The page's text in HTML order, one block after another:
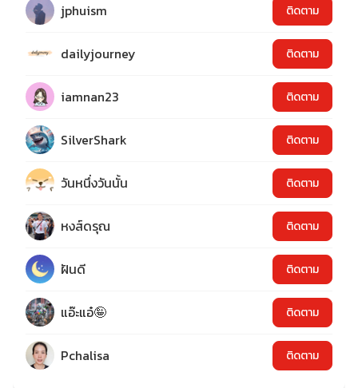
jphuism ติดตาม
dailyjourney ติดตาม
iamnan23 ติดตาม
SilverShark ติดตาม
วันหนึ่งวันนั้น ติดตาม
หงส์ดรุณ ติดตาม
ฝันดี ติดตาม
แอ๊ะแอ๋🤪 ติดตาม
Pchalisa ติดตาม